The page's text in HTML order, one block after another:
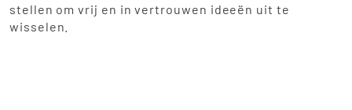
stellen om vrij en in vertrouwen ideeën uit te
wisselen.